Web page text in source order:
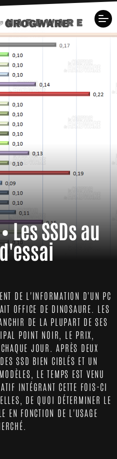
SSDs au
DE L'INFORMATION D'UN PC
OFFICE DE DINOSAURE. LES
DE LA PLUPART DE SES
POINT NOIR, LE PRIX,
JOUR. APRÈS DEUX
SSD BIEN CIBLÉS ET UN
LE TEMPS EST VENU
INTÉGRANT CETTE FOIS-CI
DE QUOI DÉTERMINER LE
EN FONCTION DE L'USAGE